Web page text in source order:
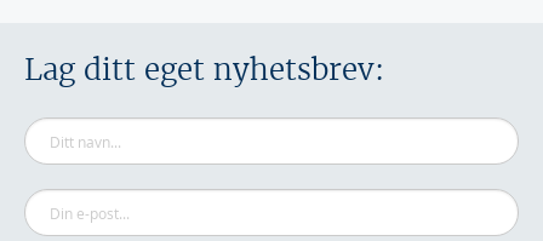
Lag ditt eget nyhetsbrev: